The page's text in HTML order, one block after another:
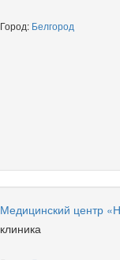
Город: Белгород
Медицинский центр
клиника